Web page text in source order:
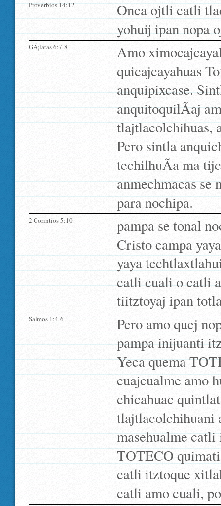
Proverbios 14:12
Onca ojtli catli
yohuij ipan nopa
GÃ¡latas 6:7-8
Amo
quicajcayahuas
anquipixcase.
anquitoquilÃ­aj
tlajtlacolchihuas,
Pero sintla
techilhuÃ­a ma
anmechmacas
para nochipa.
2 Corintios 5:10
pampa se tonal
Cristo campa
yaya
catli cuali o catli
tiitztoyaj ipan
Salmos 1:4-6
Pero amo quej
pampa inijuanti
Yeca quema
cuajcualme amo
chicahuac
tlajtlacolchihuani
masehualme
TOTECO
catli itztoque
catli amo cuali,